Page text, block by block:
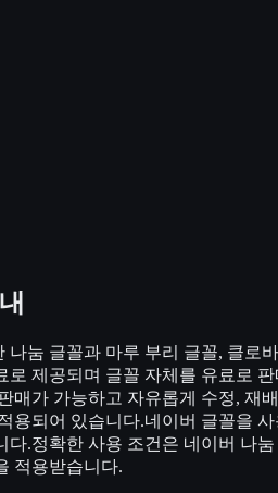
나눔 글꼴과 마루 부리 글꼴, 클로
로 제공되며 글꼴 자체를 유료로
매가 가능하고 자유롭게 수정, 재
용되어 있습니다.네이버 글꼴을
다.정확한 사용 조건은 네이버 나
적용받습니다.